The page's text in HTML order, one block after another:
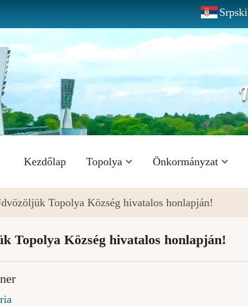
Srpski
Fő
navigáció
Kezdőlap Topolya Önkormányzat
Topolya Község hivatalos honlapján!
Topolya Község hivatalos honlapján!